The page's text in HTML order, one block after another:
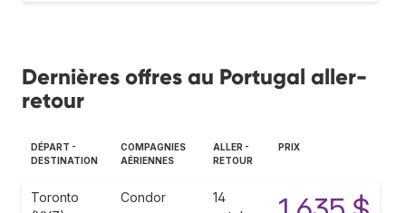
Dernières offres au Portugal aller-
retour
DÉPART -
DESTINATION
COMPAGNIES
AÉRIENNES
ALLER -
RETOUR
PRIX
Toronto
Condor
14